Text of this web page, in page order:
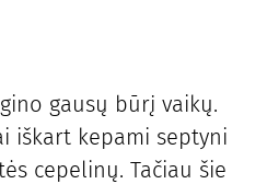
gausų būrį vaikų.
iškart kepami septyni
cepelinų. Tačiau šie